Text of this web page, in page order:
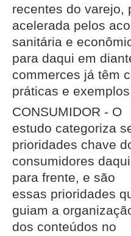
recentes do varejo,
acelerada pelos
sanitária e
para daqui em
commerces já têm
práticas e
CONSUMIDOR - O
estudo categoriza
prioridades chave
consumidores daqui
para frente, e são
essas prioridades
guiam a
dos conteúdos no